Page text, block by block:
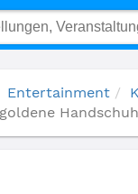
Handschuh
Entertainment
Handschuh